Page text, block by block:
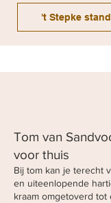
't Stepke
Tom van
voor thuis
Bij tom kan je terecht
en uiteenlopende
kraam omgetoverd tot